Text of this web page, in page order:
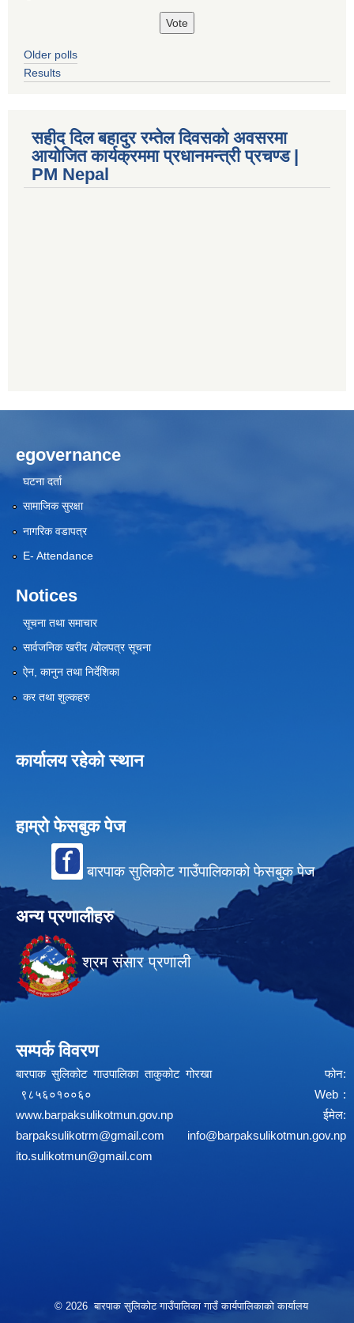
Older polls
Results
सहीद दिल बहादुर रम्तेल दिवसको अवसरमा
आयोजित कार्यक्रममा प्रधानमन्त्री प्रचण्ड |
PM Nepal
egovernance
घटना दर्ता
सामाजिक सुरक्षा
नागरिक वडापत्र
E- Attendance
Notices
सूचना तथा समाचार
सार्वजनिक खरीद /बोलपत्र सूचना
ऐन, कानुन तथा निर्देशिका
कर तथा शुल्कहरु
कार्यालय रहेको स्थान
हाम्रो फेसबुक पेज
बारपाक सुलिकोट गाउँपालिकाको फेसबुक पेज
अन्य प्रणालीहरु
श्रम संसार प्रणाली
सम्पर्क विवरण
बारपाक सुलिकोट गाउपालिका ताकुकोट गोरखा फोन:
९८५६०१००६० Web :
www.barpaksulikotmun.gov.np
ईमेल:
barpaksulikotrm@gmail.com
info@barpaksulikotmun.gov.np
ito.sulikotmun@gmail.com
© 2026 बारपाक सुलिकोट गाउँपालिका गाउँ कार्यपालिकाको कार्यालय